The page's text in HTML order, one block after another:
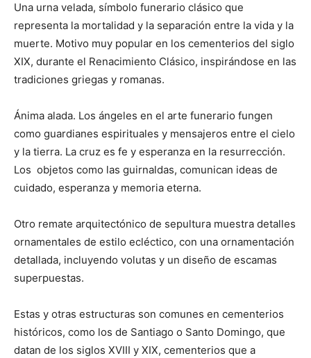
Una urna velada, símbolo funerario clásico que
representa la mortalidad y la separación entre la vida y la
muerte. Motivo muy popular en los cementerios del siglo
XIX, durante el Renacimiento Clásico, inspirándose en las
tradiciones griegas y romanas.
Ánima alada. Los ángeles en el arte funerario fungen
como guardianes espirituales y mensajeros entre el cielo
y la tierra. La cruz es fe y esperanza en la resurrección.
Los objetos como las guirnaldas, comunican ideas de
cuidado, esperanza y memoria eterna.
Otro remate arquitectónico de sepultura muestra detalles
ornamentales de estilo ecléctico, con una ornamentación
detallada, incluyendo volutas y un diseño de escamas
superpuestas.
Estas y otras estructuras son comunes en cementerios
históricos, como los de Santiago o Santo Domingo, que
datan de los siglos XVIII y XIX, cementerios que a